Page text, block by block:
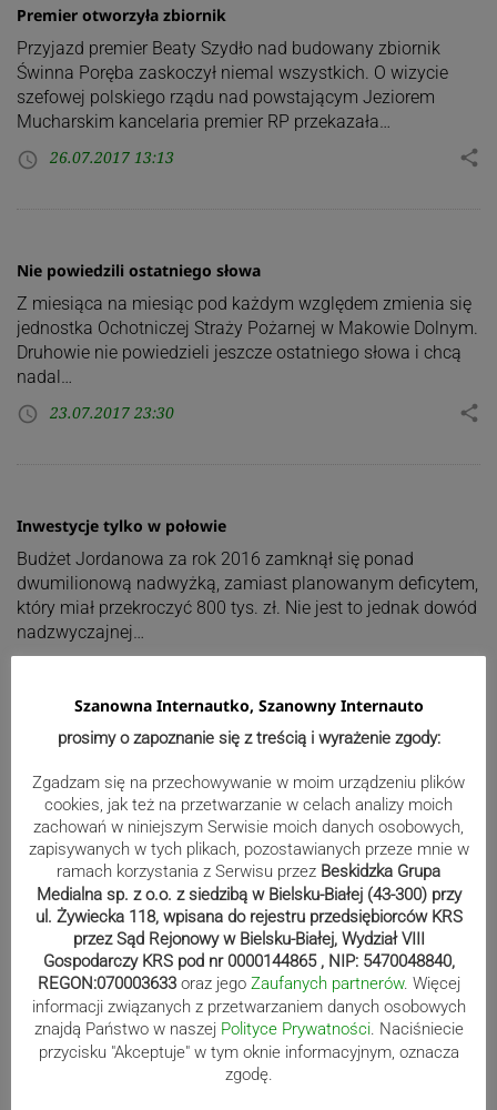
Premier otworzyła zbiornik
Przyjazd premier Beaty Szydło nad budowany zbiornik
Świnna Poręba zaskoczył niemal wszystkich. O wizycie
szefowej polskiego rządu nad powstającym Jeziorem
Mucharskim kancelaria premier RP przekazała…
access_time 26.07.2017 13:13 share
Nie powiedzili ostatniego słowa
Z miesiąca na miesiąc pod każdym względem zmienia się
jednostka Ochotniczej Straży Pożarnej w Makowie Dolnym.
Druhowie nie powiedzieli jeszcze ostatniego słowa i chcą
nadal…
access_time 23.07.2017 23:30 share
Inwestycje tylko w połowie
Budżet Jordanowa za rok 2016 zamknął się ponad
dwumilionową nadwyżką, zamiast planowanym deficytem,
który miał przekroczyć 800 tys. zł. Nie jest to jednak dowód
nadzwyczajnej…
Posłowie o Sądzie Najwyższym
Wczorajsze głosowanie w Sejmie o zmianie ustroju Sądu
Najwyższego nadal wywołuje olbrzymie emocje nie tylko
wśród parlamentarzystów, ale także wyborców. Za
przyjęciem ustawy zagłosowało 235…
access_time 21.07.2017 16:11 share
Stronicowanie
wpisów
navigate_beforePoprzednia 1 … 284 285 286
Szanowna Internautko, Szanowny Internauto
prosimy o zapoznanie się z treścią i wyrażenie zgody:
Zgadzam się na przechowywanie w moim urządzeniu plików
cookies, jak też na przetwarzanie w celach analizy moich
zachowań w niniejszym Serwisie moich danych osobowych,
zapisywanych w tych plikach, pozostawianych przeze mnie w
ramach korzystania z Serwisu przez Beskidzka Grupa
Medialna sp. z o.o. z siedzibą w Bielsku-Białej (43-300) przy
ul. Żywiecka 118, wpisana do rejestru przedsiębiorców KRS
przez Sąd Rejonowy w Bielsku-Białej, Wydział VIII
Gospodarczy KRS pod nr 0000144865 , NIP: 5470048840,
REGON:070003633 oraz jego Zaufanych partnerów. Więcej
informacji związanych z przetwarzaniem danych osobowych
znajdą Państwo w naszej Polityce Prywatności. Naciśniecie
przycisku "Akceptuje" w tym oknie informacyjnym, oznacza
zgodę.